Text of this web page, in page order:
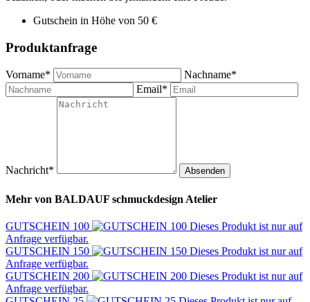
Gutschein in Höhe von 50 €
Produktanfrage
Vorname*
Nachname*
Email*
Nachricht* Absenden
Mehr von BALDAUF schmuckdesign Atelier
GUTSCHEIN 100
Dieses Produkt ist nur auf
Anfrage verfügbar.
GUTSCHEIN 150
Dieses Produkt ist nur auf
Anfrage verfügbar.
GUTSCHEIN 200
Dieses Produkt ist nur auf
Anfrage verfügbar.